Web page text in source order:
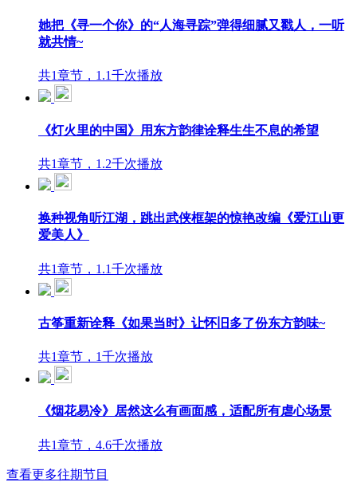
她把《寻一个你》的“人海寻踪”弹得细腻又戳人，一听
就共情~
共1章节，1.1千次播放
《灯火里的中国》用东方韵律诠释生生不息的希望
共1章节，1.2千次播放
换种视角听江湖，跳出武侠框架的惊艳改编《爱江山更
爱美人》
共1章节，1.1千次播放
古筝重新诠释《如果当时》让怀旧多了份东方韵味~
共1章节，1千次播放
《烟花易冷》居然这么有画面感，适配所有虐心场景
共1章节，4.6千次播放
查看更多往期节目